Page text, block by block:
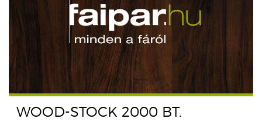
WOOD-STOCK 2000 BT.